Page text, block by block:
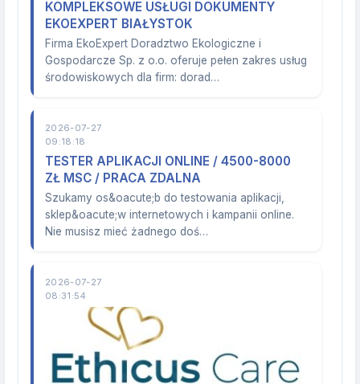
KOMPLEKSOWE USŁUGI DOKUMENTY
EKOEXPERT BIAŁYSTOK
Firma EkoExpert Doradztwo Ekologiczne i
Gospodarcze Sp. z o.o. oferuje pełen zakres usług
środowiskowych dla firm: dorad…
2026-07-27
09:18:18
TESTER APLIKACJI ONLINE / 4500-8000
ZŁ MSC / PRACA ZDALNA
Szukamy os&oacute;b do testowania aplikacji,
sklep&oacute;w internetowych i kampanii online.
Nie musisz mieć żadnego doś…
2026-07-27
08:31:54